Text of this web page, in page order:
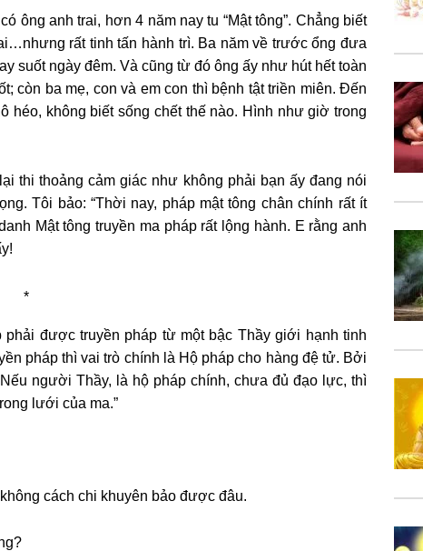
ông anh trai, hơn 4 năm nay tu “Mật tông”. Chẳng biết
rất tinh tấn hành trì. Ba năm về trước ổng đưa
suốt ngày đêm. Và cũng từ đó ông ấy như hút hết toàn
còn ba mẹ, con và em con thì bệnh tật triền miên. Đến
héo, không biết sống chết thế nào. Hình như giờ trong
thi thoảng cảm giác như không phải bạn ấy đang nói
Tôi bảo: “Thời nay, pháp mật tông chân chính rất ít
Mật tông truyền ma pháp rất lộng hành. E rằng anh
*
phải được truyền pháp từ một bậc Thầy giới hạnh tinh
pháp thì vai trò chính là Hộ pháp cho hàng đệ tử. Bởi
người Thầy, là hộ pháp chính, chưa đủ đạo lực, thì
lưới của ma.”
cách chi khuyên bảo được đâu.